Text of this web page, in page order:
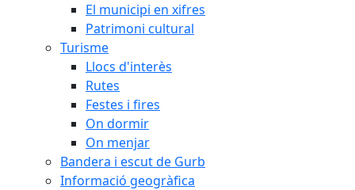
El municipi en xifres
Patrimoni cultural
Turisme
Llocs d'interès
Rutes
Festes i fires
On dormir
On menjar
Bandera i escut de Gurb
Informació geogràfica